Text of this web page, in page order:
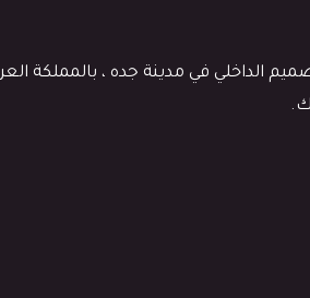
الداخلي في مدينة جده ، بالمملكة